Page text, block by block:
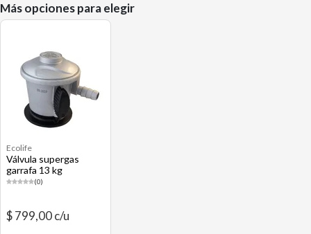
Más opciones para elegir
Ecolife
Válvula supergas
garrafa 13 kg
(0)
$ 799,00 c/u